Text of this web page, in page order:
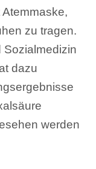
zu tragen.
Sozialmedizin
dazu
werden